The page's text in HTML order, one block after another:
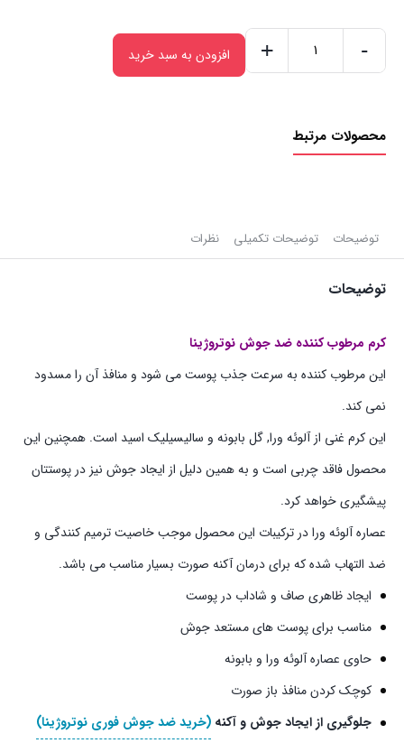
ضد
نوتروژینا
|
50ml
-
+ افزودن به سبد خرید
محصولات مرتبط
توضیحات توضیحات تکمیلی نظرات
توضیحات
کرم مرطوب کننده ضد جوش نوتروژینا
این مرطوب کننده به سرعت جذب پوست می شود و منافذ آن را مسدود
نمی کند.
این کرم غنی از آلوئه ورا, گل بابونه و سالیسیلیک اسید است. همچنین این
محصول فاقد چربی است و به همین دلیل از ایجاد جوش نیز در پوستتان
پیشگیری خواهد کرد.
عصاره آلوئه ورا در ترکیبات این محصول موجب خاصیت ترمیم کنندگی و
ضد التهاب شده که برای درمان آکنه صورت بسیار مناسب می باشد.
ایجاد ظاهری صاف و شاداب در پوست
مناسب برای پوست های مستعد جوش
حاوی عصاره آلوئه ورا و بابونه
کوچک کردن منافذ باز صورت
جلوگیری از ایجاد جوش و آکنه (خرید ضد جوش فوری نوتروژینا)